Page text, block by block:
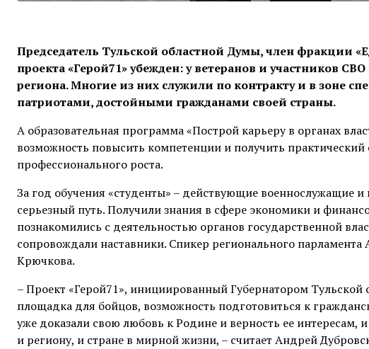
Председатель Тульской областной Думы, член фракции
проекта «Герой71» убежден: у ветеранов и участников
региона. Многие из них служили по контракту и в зоне
патриотами, достойными гражданами своей страны.
А образовательная программа «Построй карьеру в органах
возможность повысить компетенции и получить
профессионального роста.
За год обучения «студенты» – действующие военнослужащие
серьезный путь. Получили знания в сфере экономики и
познакомились с деятельностью органов государственной
сопровождали наставники. Спикер регионального
Крючкова.
– Проект «Герой71», инициированный Губернатором
площадка для бойцов, возможность подготовиться к
уже доказали свою любовь к Родине и верность ее интересам,
и региону, и стране в мирной жизни, – считает Андрей